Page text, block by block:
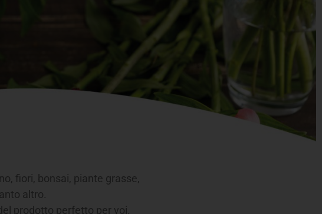
fiori, bonsai, piante grasse,
altro.
prodotto perfetto per voi.